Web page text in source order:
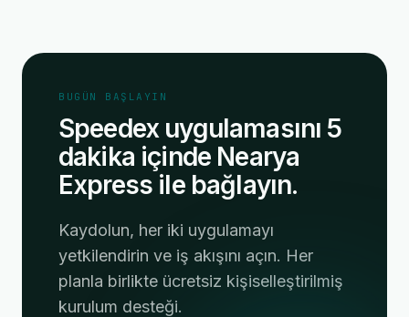
BUGÜN BAŞLAYIN
Speedex uygulamasını 5
dakika içinde Nearya
Express ile bağlayın.
Kaydolun, her iki uygulamayı
yetkilendirin ve iş akışını açın. Her
planla birlikte ücretsiz kişiselleştirilmiş
kurulum desteği.